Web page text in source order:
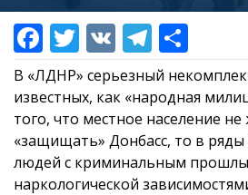
В «ЛДНР» серьезный
известных, как «народная
того, что местное население
«защищать» Донбасс, то в
людей с криминальным
наркологической